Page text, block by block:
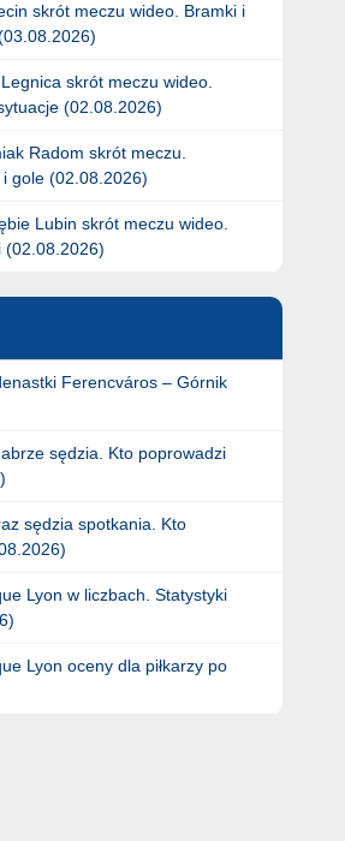
skrót meczu wideo. Bramki i
skrót meczu wideo.
(02.08.2026)
Radom skrót meczu.
gole (02.08.2026)
Lubin skrót meczu wideo.
(02.08.2026)
Ferencváros – Górnik
sędzia. Kto poprowadzi
sędzia spotkania. Kto
Lyon w liczbach. Statystyki
Lyon oceny dla piłkarzy po